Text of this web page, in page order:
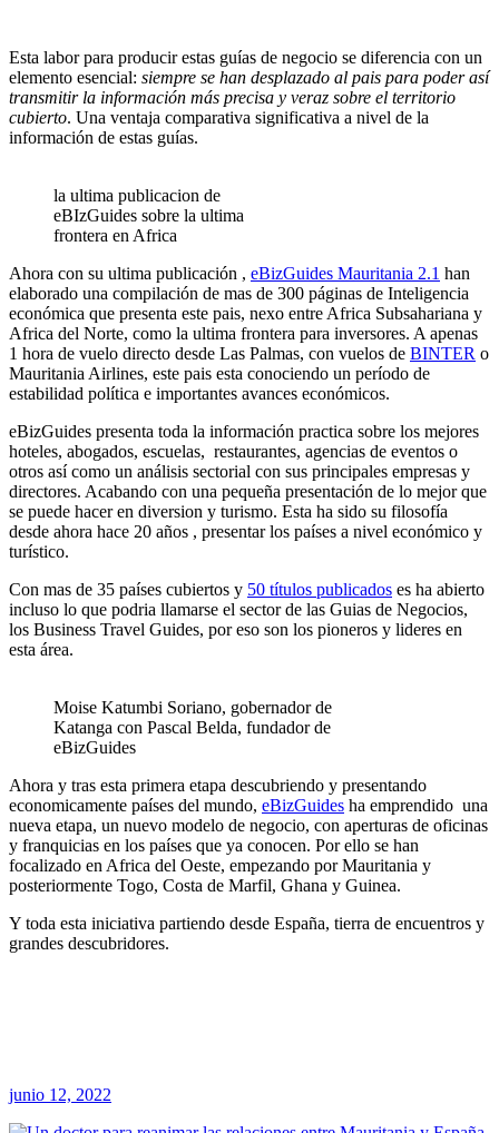
Esta labor para producir estas guías de negocio se diferencia con un
elemento esencial: siempre se han desplazado al pais para poder así
transmitir la información más precisa y veraz sobre el territorio
cubierto. Una ventaja comparativa significativa a nivel de la
información de estas guías.
la ultima publicacion de
eBIzGuides sobre la ultima
frontera en Africa
Ahora con su ultima publicación , eBizGuides Mauritania 2.1 han
elaborado una compilación de mas de 300 páginas de Inteligencia
económica que presenta este pais, nexo entre Africa Subsahariana y
Africa del Norte, como la ultima frontera para inversores. A apenas
1 hora de vuelo directo desde Las Palmas, con vuelos de BINTER o
Mauritania Airlines, este pais esta conociendo un período de
estabilidad política e importantes avances económicos.
eBizGuides presenta toda la información practica sobre los mejores
hoteles, abogados, escuelas, restaurantes, agencias de eventos o
otros así como un análisis sectorial con sus principales empresas y
directores. Acabando con una pequeña presentación de lo mejor que
se puede hacer en diversion y turismo. Esta ha sido su filosofía
desde ahora hace 20 años , presentar los países a nivel económico y
turístico.
Con mas de 35 países cubiertos y 50 títulos publicados es ha abierto
incluso lo que podria llamarse el sector de las Guias de Negocios,
los Business Travel Guides, por eso son los pioneros y lideres en
esta área.
Moise Katumbi Soriano, gobernador de
Katanga con Pascal Belda, fundador de
eBizGuides
Ahora y tras esta primera etapa descubriendo y presentando
economicamente países del mundo, eBizGuides ha emprendido una
nueva etapa, un nuevo modelo de negocio, con aperturas de oficinas
y franquicias en los países que ya conocen. Por ello se han
focalizado en Africa del Oeste, empezando por Mauritania y
posteriormente Togo, Costa de Marfil, Ghana y Guinea.
Y toda esta iniciativa partiendo desde España, tierra de encuentros y
grandes descubridores.
junio 12, 2022